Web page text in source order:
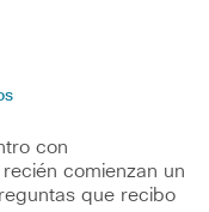
con
comienzan un
que recibo